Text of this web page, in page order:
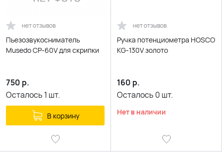
нет отзывов
Пьезозвукосниматель
Musedo CP-60V для скрипки
750 р.
Осталось 1 шт.
В корзину
нет отзывов
Ручка потенциометра HOSCO
KG-130V золото
160 р.
Осталось 0 шт.
Нет в наличии